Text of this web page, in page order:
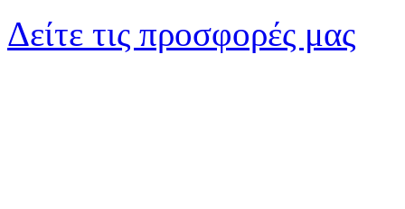
Δείτε τις προσφορές μας